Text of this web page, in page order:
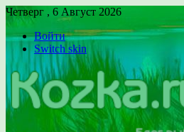
Четверг , 6 Август 2026
Войти
Switch skin